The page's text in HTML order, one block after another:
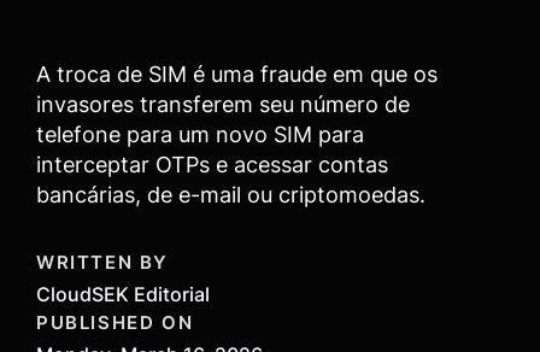
A troca de SIM é uma fraude em que os
invasores transferem seu número de
telefone para um novo SIM para
interceptar OTPs e acessar contas
bancárias, de e-mail ou criptomoedas.
WRITTEN BY
CloudSEK Editorial
PUBLISHED ON